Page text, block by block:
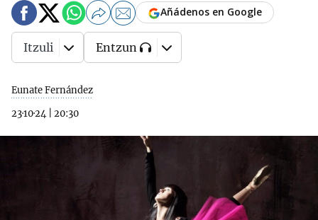
Eunate Fernández
23·10·24
20:30
Añádenos en Google
Itzuli Entzun